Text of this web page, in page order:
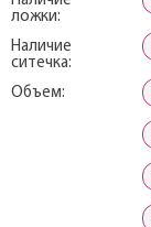
ложки:
Наличие
ситечка:
Объем: